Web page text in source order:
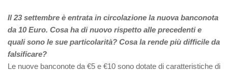
Il 23 settembre è entrata in circolazione la nuova banconota
da 10 Euro. Cosa ha di nuovo rispetto alle precedenti e
quali sono le sue particolarità? Cosa la rende più difficile da
falsificare?
Le nuove banconote da €5 e €10 sono dotate di caratteristiche di